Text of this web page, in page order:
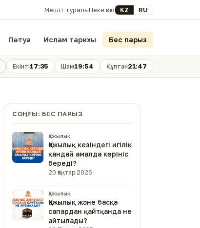
Мешіт туралыНеке қиюSelect your language
KZ RU
Пәтуа Ислам тарихы Бес парыз
Екінті17:35 Шам19:54 Құптан21:47
СОҢҒЫ: БЕС ПАРЫЗ
Қажылық
Қажылық кезіндегі игілік
қандай амалда көрініс
береді?
20 Қаңтар 2026
Қажылық
Қажылық және басқа
сапардан қайтқанда не
айтылады?